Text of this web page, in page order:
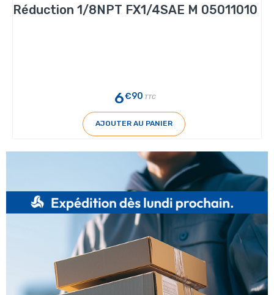
Réduction 1/8NPT FX1/4SAE M 05011010
6€90 TTC
AJOUTER AU PANIER